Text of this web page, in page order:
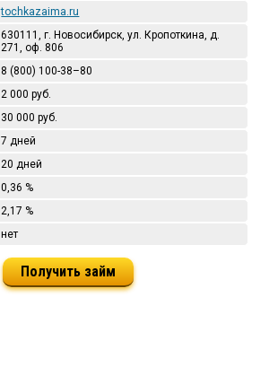
tochkazaima.ru
630111, г. Новосибирск, ул. Кропоткина, д.
271, оф. 806
8 (800) 100-38–80
2 000 руб.
30 000 руб.
7 дней
20 дней
0,36 %
2,17 %
нет
Получить займ